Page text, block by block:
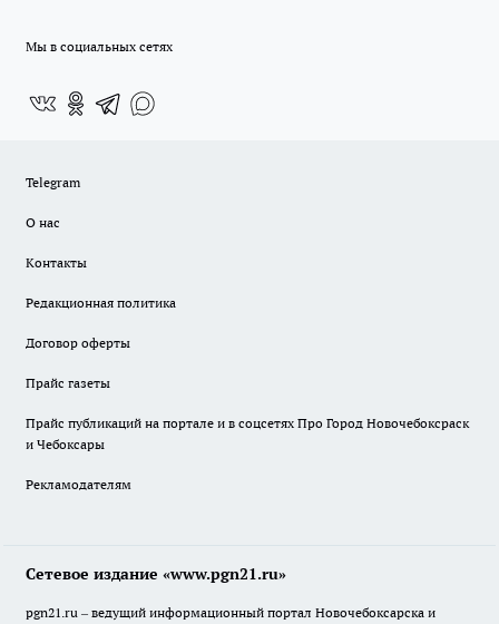
Мы в социальных сетях
Telegram
О нас
Контакты
Редакционная политика
Договор оферты
Прайс газеты
Прайс публикаций на портале и в соцсетях Про Город Новочебоксраск
и Чебоксары
Рекламодателям
Сетевое издание «www.pgn21.ru»
pgn21.ru – ведущий информационный портал Новочебоксарска и